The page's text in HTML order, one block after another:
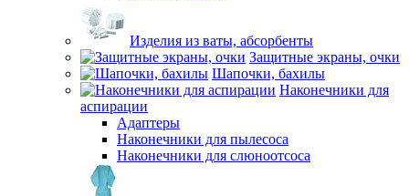
Изделия из ваты, абсорбенты
Защитные экраны, очки
Шапочки, бахилы
Наконечники для
аспирации
Адаптеры
Наконечники для пылесоса
Наконечники для слюноотсоса